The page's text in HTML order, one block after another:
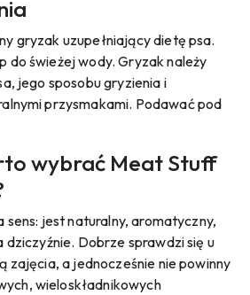
gryzak uzupełniający dietę psa.
do świeżej wody. Gryzak należy
jego sposobu gryzienia i
przysmakami. Podawać pod
wybrać Meat Stuff
jest naturalny, aromatyczny,
Dobrze sprawdzi się u
zajęcia, a jednocześnie nie powinny
wieloskładnikowych